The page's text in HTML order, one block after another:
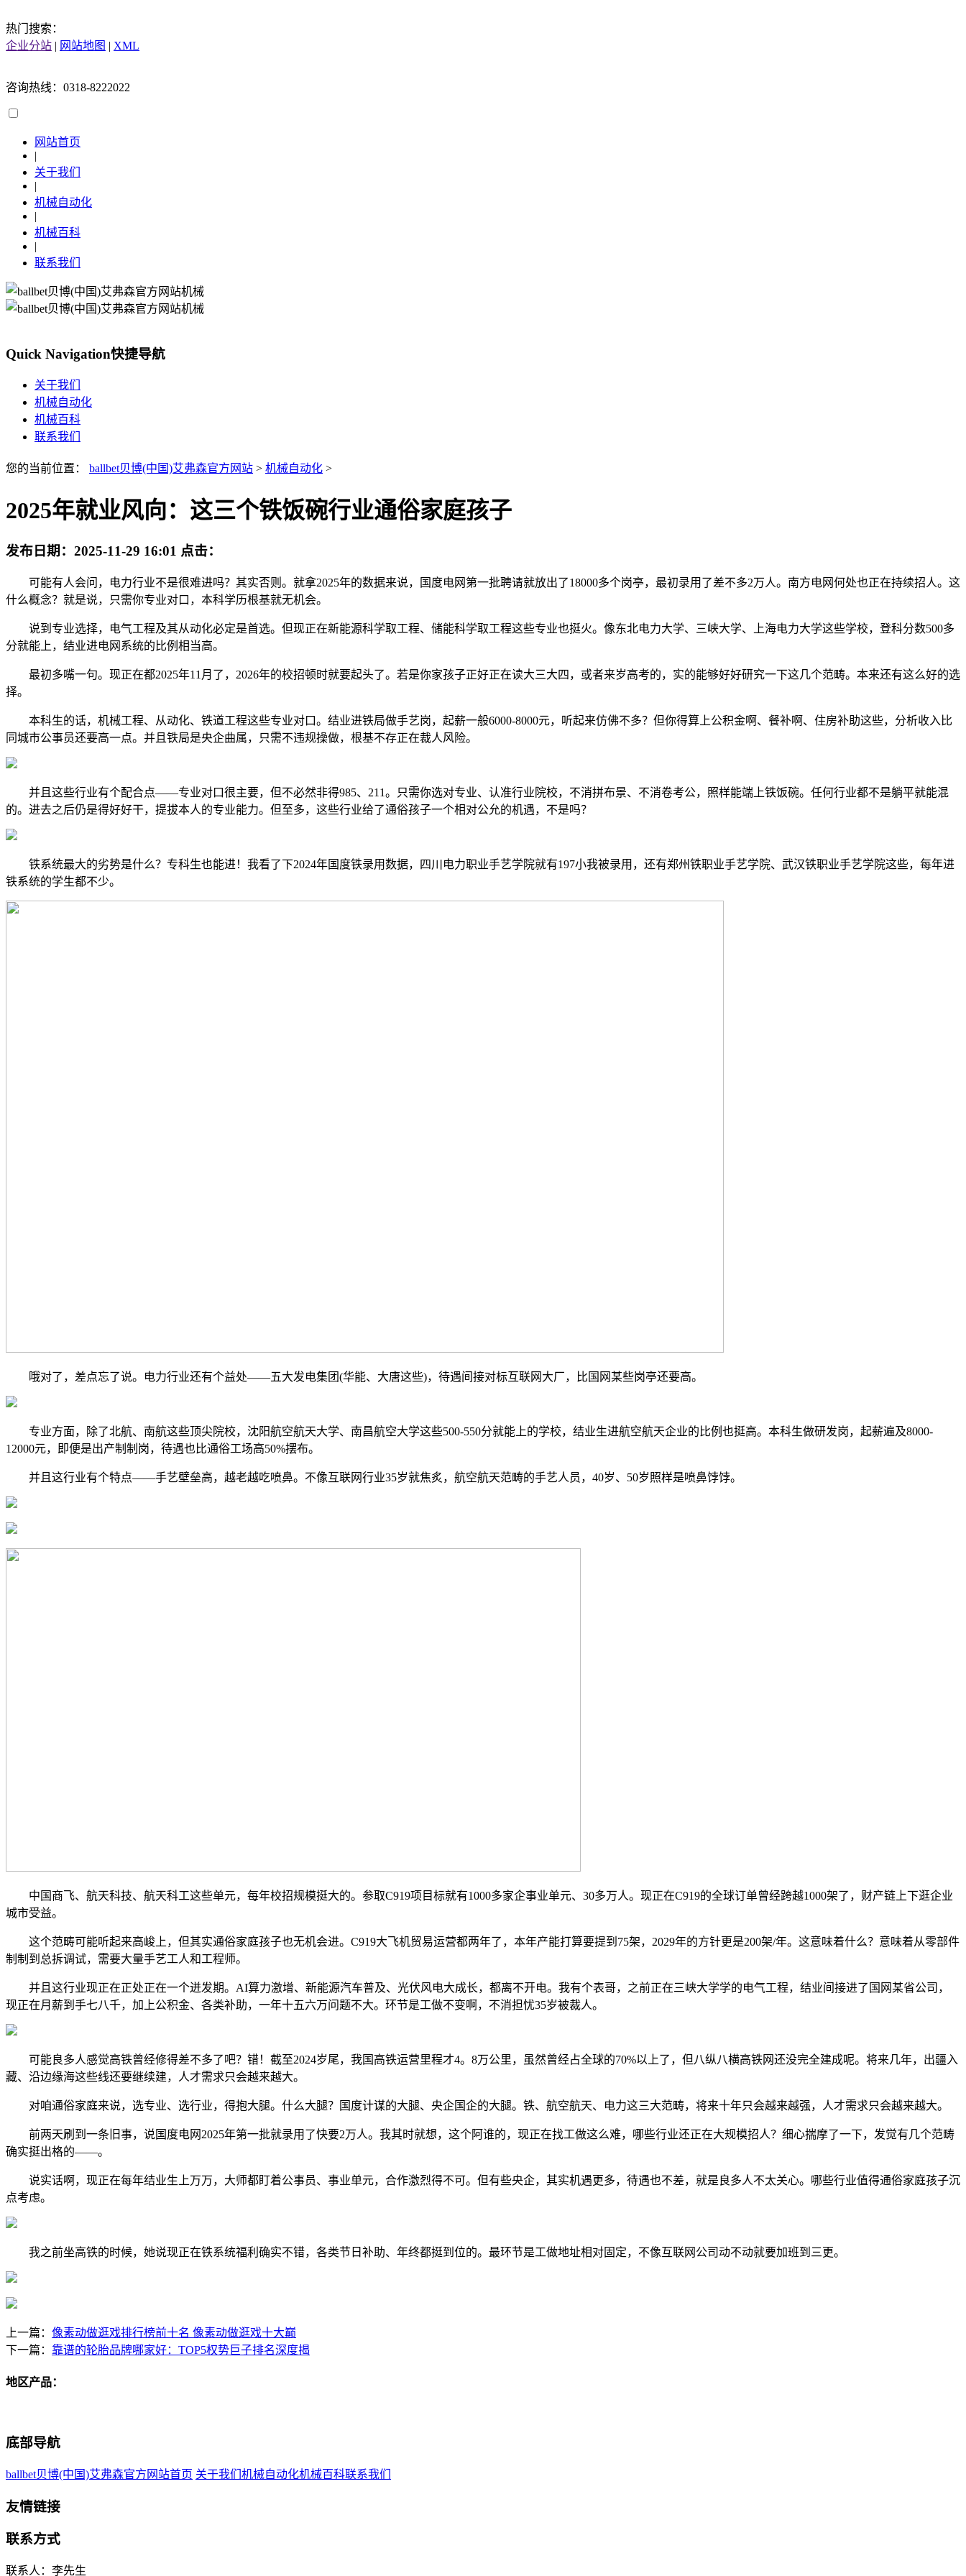
热门搜索：
企业分站 | 网站地图 | XML
咨询热线：0318-8222022
网站首页
|
关于我们
|
机械自动化
|
机械百科
|
联系我们
Quick Navigation快捷导航
关于我们
机械自动化
机械百科
联系我们
您的当前位置： ballbet贝博(中国)艾弗森官方网站 > 机械自动化 >
2025年就业风向：这三个铁饭碗行业通俗家庭孩子
发布日期： 2025-11-29 16:01 点击：
可能有人会问，电力行业不是很难进吗？其实否则。就拿2025年的数据来说，国度电网第一批聘请就放出了18000多个岗亭，最初录用了差不多2万人。南方电网何处也正在持续招人。这
什么概念？就是说，只需你专业对口，本科学历根基就无机会。
说到专业选择，电气工程及其从动化必定是首选。但现正在新能源科学取工程、储能科学取工程这些专业也挺火。像东北电力大学、三峡大学、上海电力大学这些学校，登科分数500多
分就能上，结业进电网系统的比例相当高。
最初多嘴一句。现正在都2025年11月了，2026年的校招顿时就要起头了。若是你家孩子正好正在读大三大四，或者来岁高考的，实的能够好好研究一下这几个范畴。本来还有这么好的选
择。
本科生的话，机械工程、从动化、铁道工程这些专业对口。结业进铁局做手艺岗，起薪一般6000-8000元，听起来仿佛不多？但你得算上公积金啊、餐补啊、住房补助这些，分析收入比
同城市公事员还要高一点。并且铁局是央企曲属，只需不违规操做，根基不存正在裁人风险。
并且这些行业有个配合点——专业对口很主要，但不必然非得985、211。只需你选对专业、认准行业院校，不消拼布景、不消卷考公，照样能端上铁饭碗。任何行业都不是躺平就能混
的。进去之后仍是得好好干，提拔本人的专业能力。但至多，这些行业给了通俗孩子一个相对公允的机遇，不是吗？
铁系统最大的劣势是什么？专科生也能进！我看了下2024年国度铁录用数据，四川电力职业手艺学院就有197小我被录用，还有郑州铁职业手艺学院、武汉铁职业手艺学院这些，每年进
铁系统的学生都不少。
哦对了，差点忘了说。电力行业还有个益处——五大发电集团(华能、大唐这些)，待遇间接对标互联网大厂，比国网某些岗亭还要高。
专业方面，除了北航、南航这些顶尖院校，沈阳航空航天大学、南昌航空大学这些500-550分就能上的学校，结业生进航空航天企业的比例也挺高。本科生做研发岗，起薪遍及8000-
12000元，即便是出产制制岗，待遇也比通俗工场高50%摆布。
并且这行业有个特点——手艺壁垒高，越老越吃喷鼻。不像互联网行业35岁就焦炙，航空航天范畴的手艺人员，40岁、50岁照样是喷鼻饽饽。
中国商飞、航天科技、航天科工这些单元，每年校招规模挺大的。参取C919项目标就有1000多家企事业单元、30多万人。现正在C919的全球订单曾经跨越1000架了，财产链上下逛企业
城市受益。
这个范畴可能听起来高峻上，但其实通俗家庭孩子也无机会进。C919大飞机贸易运营都两年了，本年产能打算要提到75架，2029年的方针更是200架/年。这意味着什么？意味着从零部件
制制到总拆调试，需要大量手艺工人和工程师。
并且这行业现正在正处正在一个迸发期。AI算力激增、新能源汽车普及、光伏风电大成长，都离不开电。我有个表哥，之前正在三峡大学学的电气工程，结业间接进了国网某省公司，
现正在月薪到手七八千，加上公积金、各类补助，一年十五六万问题不大。环节是工做不变啊，不消担忧35岁被裁人。
可能良多人感觉高铁曾经修得差不多了吧？错！截至2024岁尾，我国高铁运营里程才4。8万公里，虽然曾经占全球的70%以上了，但八纵八横高铁网还没完全建成呢。将来几年，出疆入
藏、沿边缘海这些线还要继续建，人才需求只会越来越大。
对咱通俗家庭来说，选专业、选行业，得抱大腿。什么大腿？国度计谋的大腿、央企国企的大腿。铁、航空航天、电力这三大范畴，将来十年只会越来越强，人才需求只会越来越大。
前两天刷到一条旧事，说国度电网2025年第一批就录用了快要2万人。我其时就想，这个阿谁的，现正在找工做这么难，哪些行业还正在大规模招人？细心揣摩了一下，发觉有几个范畴
确实挺出格的——。
说实话啊，现正在每年结业生上万万，大师都盯着公事员、事业单元，合作激烈得不可。但有些央企，其实机遇更多，待遇也不差，就是良多人不太关心。哪些行业值得通俗家庭孩子沉
点考虑。
我之前坐高铁的时候，她说现正在铁系统福利确实不错，各类节日补助、年终都挺到位的。最环节是工做地址相对固定，不像互联网公司动不动就要加班到三更。
上一篇： 像素动做逛戏排行榜前十名 像素动做逛戏十大巅
下一篇： 靠谱的轮胎品牌哪家好：TOP5权势巨子排名深度揭
地区产品：
底部导航
ballbet贝博(中国)艾弗森官方网站首页 关于我们 机械自动化机械百科联系我们
友情链接
联系方式
联系人：李先生